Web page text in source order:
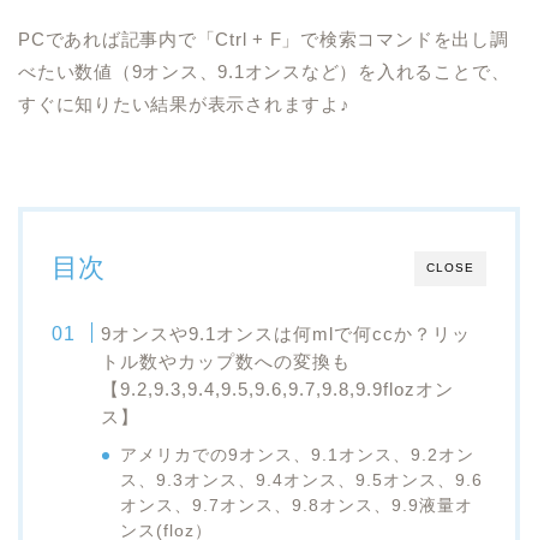
PCであれば記事内で「Ctrl + F」で検索コマンドを出し調
べたい数値（9オンス、9.1オンスなど）を入れることで、
すぐに知りたい結果が表示されますよ♪
CLOSE
目次
9オンスや9.1オンスは何mlで何ccか？リッ
トル数やカップ数への変換も
【9.2,9.3,9.4,9.5,9.6,9.7,9.8,9.9flozオン
ス】
アメリカでの9オンス、9.1オンス、9.2オン
ス、9.3オンス、9.4オンス、9.5オンス、9.6
オンス、9.7オンス、9.8オンス、9.9液量オ
ンス(floz）